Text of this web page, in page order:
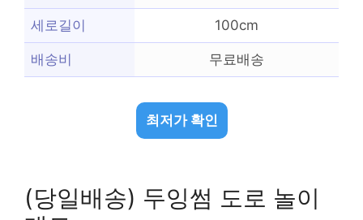
세로길이 100cm
배송비 무료배송
최저가 확인
(당일배송) 두잉썸 도로 놀이